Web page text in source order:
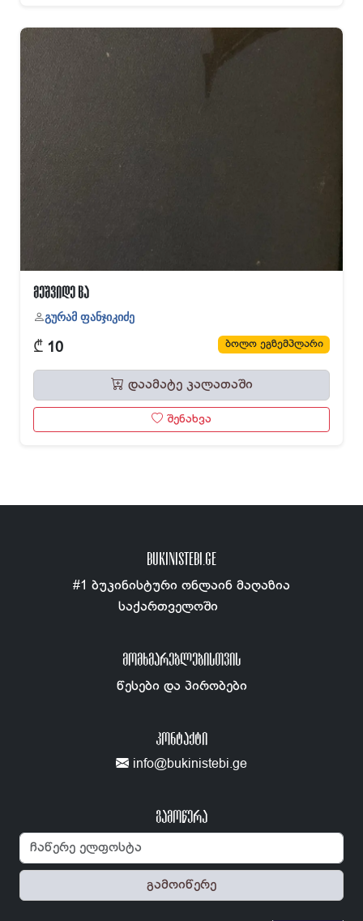
მეშვიდე ცა
გურამ ფანჯიკიძე
₾ 10 ბოლო ეგზემპლარი
დაამატე კალათაში
შენახვა
BUKINISTEBI.GE
#1 ბუკინისტური ონლაინ მაღაზია
საქართველოში
ᲛᲝᲛᲮᲛᲐᲠᲔᲑᲚᲔᲑᲘᲡᲗᲕᲘᲡ
წესები და პირობები
ᲙᲝᲜᲢᲐᲥᲢᲘ
info@bukinistebi.ge
გამოწერა
გამოიწერე